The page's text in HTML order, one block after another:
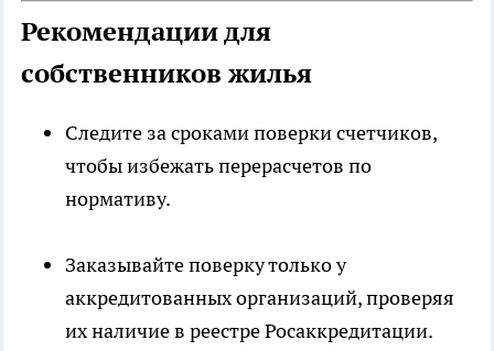
Рекомендации для
собственников жилья
Следите за сроками поверки счетчиков,
чтобы избежать перерасчетов по
нормативу.
Заказывайте поверку только у
аккредитованных организаций, проверяя
их наличие в реестре Росаккредитации.